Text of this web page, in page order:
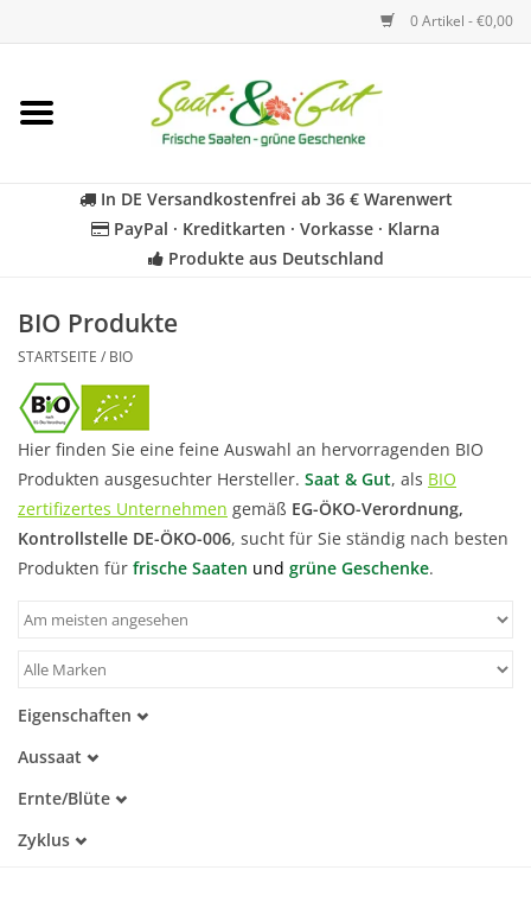
0 Artikel - €0,00
Startseite
Kräuter
BIO
Für Kinder
Geschenkideen
Katalog
In DE Versandkostenfrei ab 36 € Warenwert
PayPal · Kreditkarten · Vorkasse · Klarna
Produkte aus Deutschland
BIO Produkte
STARTSEITE / BIO
Hier finden Sie eine feine Auswahl an hervorragenden BIO
Produkten ausgesuchter Hersteller. Saat & Gut, als BIO
zertifizertes Unternehmen gemäß EG-ÖKO-Verordnung,
Kontrollstelle DE-ÖKO-006, sucht für Sie ständig nach besten
Produkten für frische Saaten und grüne Geschenke.
Eigenschaften
Alte Sorte
Trockenheitstolerant
Kaltkeimer
Aussaat
Februar
März
Ernte/Blüte
Februar
Zyklus